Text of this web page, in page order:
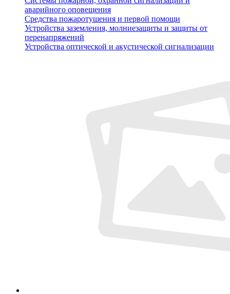
аварийного оповещения
Средства пожаротушения и первой помощи
Устройства заземления, молниезащиты и защиты от
перенапряжений
Устройства оптической и акустической сигнализации